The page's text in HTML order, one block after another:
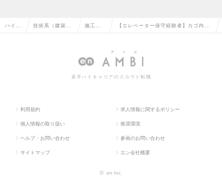
ハイク 技術系（建築・ 施工管
備）の
【エレベーター保守経験者】カゴ内へ
｜年間休日120日以上の求人情報
若手ハイキャリアのスカウト転職
利用規約 求人情報に関するポリシー
個人情報の取り扱い 推奨環境
ヘルプ・お問い合わせ 参画のお問い合わせ
サイトマップ エン会社概要
© en Inc.